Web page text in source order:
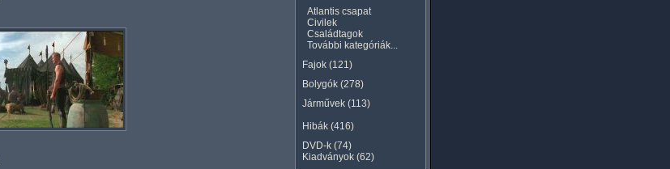
Atlantis csapat
Civilek
Családtagok
További kategóriák...
Fajok (121)
Bolygók (278)
Járművek (113)
Hibák (416)
DVD-k (74)
Kiadványok (62)